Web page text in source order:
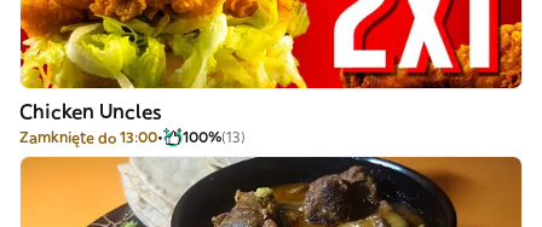
Chicken Uncles
Zamknięte do 13:00 100%(13)